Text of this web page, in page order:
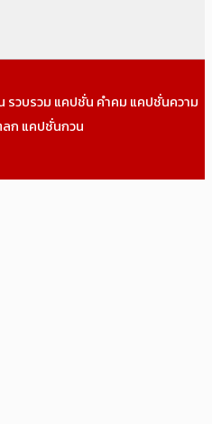
วบรวม แคปชั่น คำคม แคปชั่นความ
ก แคปชั่นกวน